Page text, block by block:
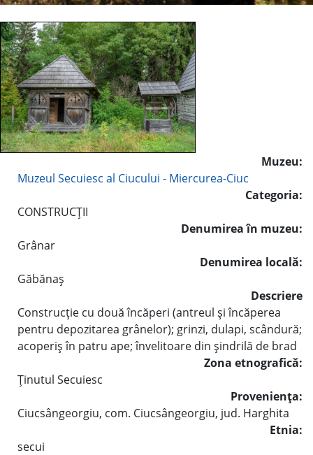
Muzeu:
Muzeul Secuiesc al Ciucului - Miercurea-Ciuc
Categoria:
CONSTRUCŢII
Denumirea în muzeu:
Grânar
Denumirea locală:
Găbănaş
Descriere
Construcţie cu două încăperi (antreul şi încăperea
pentru depozitarea grânelor); grinzi, dulapi, scândură;
acoperiş în patru ape; învelitoare din şindrilă de brad
Zona etnografică:
Ţinutul Secuiesc
Provenienţa:
Ciucsângeorgiu, com. Ciucsângeorgiu, jud. Harghita
Etnia:
secui